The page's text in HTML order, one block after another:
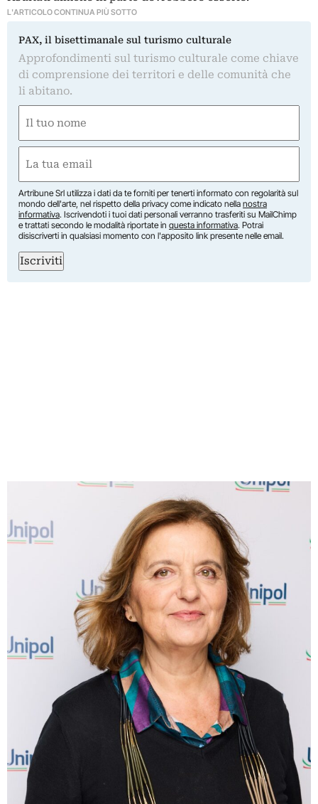
L'ARTICOLO CONTINUA PIÙ SOTTO
PAX, il bisettimanale sul turismo culturale
Approfondimenti sul turismo culturale come chiave
di comprensione dei territori e delle comunità che
li abitano.
(Required)
First
(Required)
Artribune Srl utilizza i dati da te forniti per tenerti informato con regolarità sul
mondo dell'arte, nel rispetto della privacy come indicato nella nostra
informativa. Iscrivendoti i tuoi dati personali verranno trasferiti su MailChimp
e trattati secondo le modalità riportate in questa informativa. Potrai
disiscriverti in qualsiasi momento con l'apposito link presente nelle email.
Iscriviti